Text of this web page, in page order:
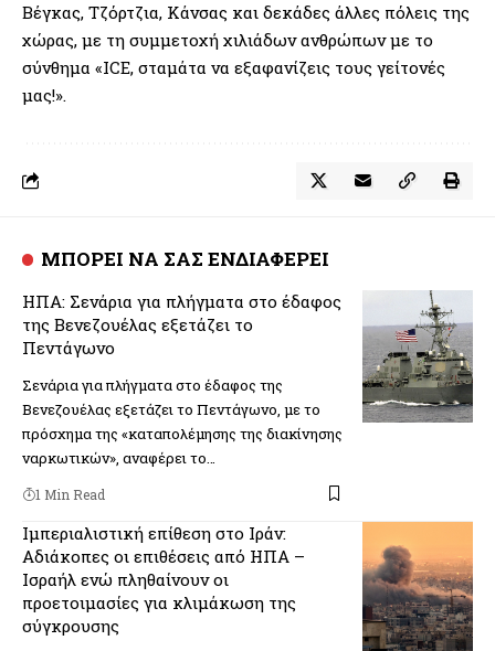
Βέγκας, Τζόρτζια, Κάνσας και δεκάδες άλλες πόλεις της
χώρας, με τη συμμετοχή χιλιάδων ανθρώπων με το
σύνθημα «ICE, σταμάτα να εξαφανίζεις τους γείτονές
μας!».
ΜΠΟΡΕΙ ΝΑ ΣΑΣ ΕΝΔΙΑΦΕΡΕΙ
ΗΠΑ: Σενάρια για πλήγματα στο έδαφος
της Βενεζουέλας εξετάζει το
Πεντάγωνο
Σενάρια για πλήγματα στο έδαφος της
Βενεζουέλας εξετάζει το Πεντάγωνο, με το
πρόσχημα της «καταπολέμησης της διακίνησης
ναρκωτικών», αναφέρει το…
1 Min Read
Ιμπεριαλιστική επίθεση στο Ιράν:
Αδιάκοπες οι επιθέσεις από ΗΠΑ –
Ισραήλ ενώ πληθαίνουν οι
προετοιμασίες για κλιμάκωση της
σύγκρουσης